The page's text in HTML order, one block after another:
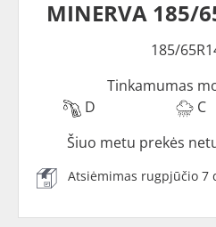
MINERVA 185/
185/
Tinkamumas
D
C
Šiuo metu prekės
Atsiėmimas rugpjūčio 7